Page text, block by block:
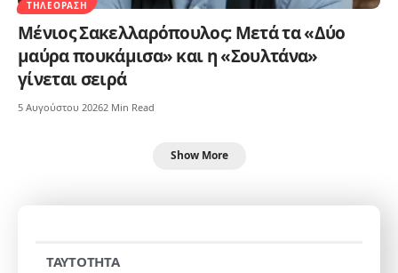
ΤΗΛΕΌΡΑΣΗ
Μένιος Σακελλαρόπουλος: Μετά τα «Δύο
μαύρα πουκάμισα» και η «Σουλτάνα»
γίνεται σειρά
5 Αυγούστου 20262 Min Read
Show More
TAYTOTHTA